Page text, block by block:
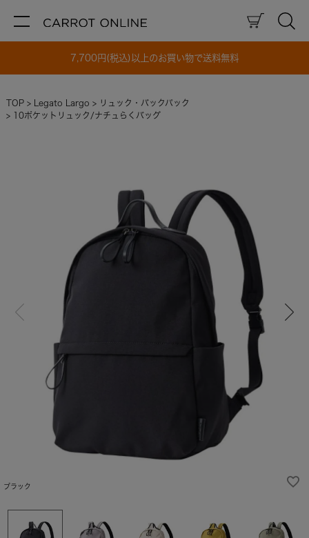
7,700円(税込)以上のお買い物で送料無料
TOP Legato Largo
リュック・バックパック
10ポケットリュック/ナチュらくバッグ
ブラック